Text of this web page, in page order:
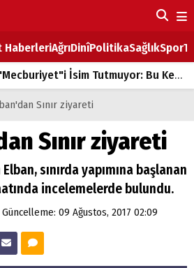
HaberleriAğrıDinîPolitikaSağlıkSpor
İsim Tutmuyor: Bu Kez de Mem u Zîn Oldu!
Fiyatlarına Zam
sırtındaki ağır yük
BOZ TAHTASI
Sınır ziyareti
Sınır ziyareti
sınırda yapımına başlanan
incelemelerde bulundu.
Güncelleme: 09 Ağustos, 2017 02:09